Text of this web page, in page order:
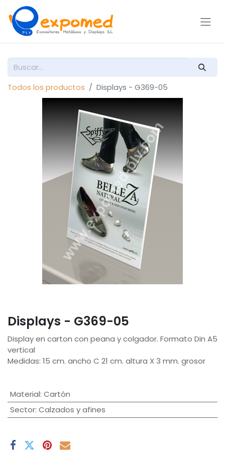
Todos los productos Displays - G369-05
Displays - G369-05
Display en carton con peana y colgador. Formato Din A5
vertical
Medidas: 15 cm. ancho C 21 cm. altura X 3 mm. grosor
Material: Cartón
Sector: Calzados y afines